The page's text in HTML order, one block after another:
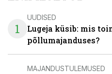
1
UUDISED
Lugeja küsib: mis
põllumajanduses?
MAJANDUSTULEMUSED